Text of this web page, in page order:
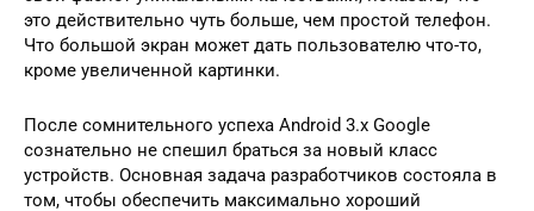
это действительно чуть больше, чем простой телефон.
Что большой экран может дать пользователю что-то,
кроме увеличенной картинки.
После сомнительного успеха Android 3.x Google
сознательно не спешил браться за новый класс
устройств. Основная задача разработчиков состояла в
том, чтобы обеспечить максимально хороший